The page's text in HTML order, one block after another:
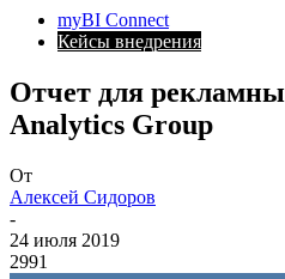
myBI Connect
Кейсы внедрения
Отчет для
Analytics Group
От
Алексей Сидоров
-
24 июля 2019
2991